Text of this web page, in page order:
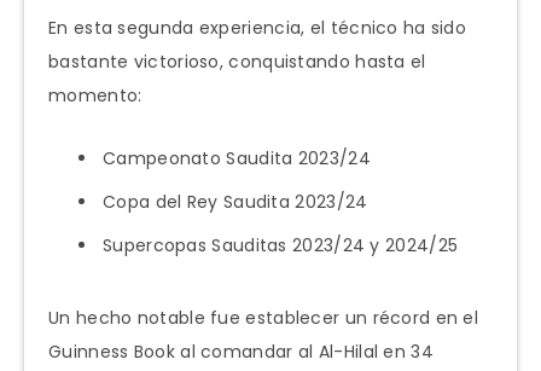
En esta segunda experiencia, el técnico ha sido
bastante victorioso, conquistando hasta el
momento:
Campeonato Saudita 2023/24
Copa del Rey Saudita 2023/24
Supercopas Sauditas 2023/24 y 2024/25
Un hecho notable fue establecer un récord en el
Guinness Book al comandar al Al-Hilal en 34